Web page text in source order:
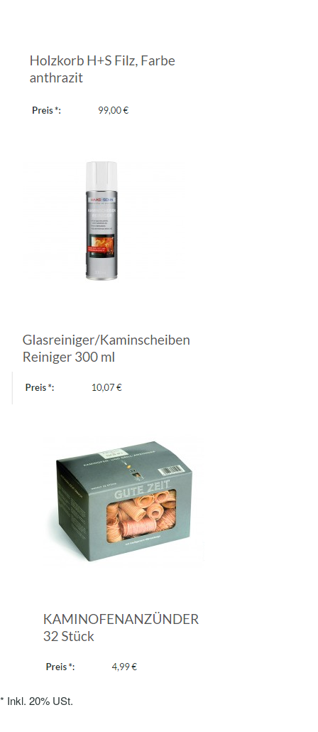
* Inkl. 20% USt.